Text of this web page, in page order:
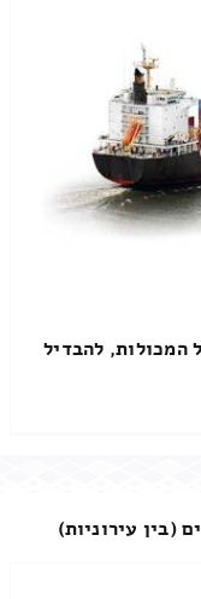
המכולות, להבדיל
(בין עירוניות)